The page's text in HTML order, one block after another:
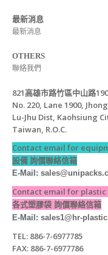
最新消息
最新消息
OTHERS
聯絡我們
821高雄市路竹區中山路
No. 220, Lane 1900,
Lu-Jhu Dist, Kaohsiung
Taiwan, R.O.C.
Contact email for
設備 詢價聯絡信箱
E-Mail: s
Contact email for
各式塑膠袋 詢價聯絡信箱
E-Mail: sales1@hr-
TEL: 886-7-6977785
FAX: 886-7-6977786